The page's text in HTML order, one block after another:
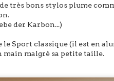
de très bons stylos plume
der Karbon...)
le Sport classique (il est en
main malgré sa petite taille.